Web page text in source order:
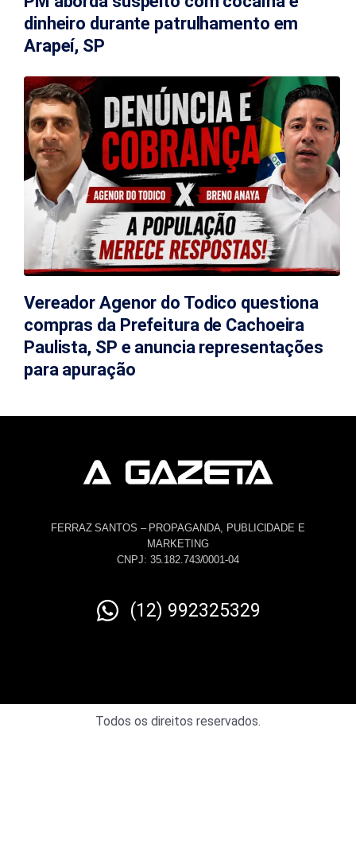
dinheiro durante patrulhamento em
Arapeí, SP
Vereador Agenor do Todico questiona
compras da Prefeitura de Cachoeira
Paulista, SP e anuncia representações
para apuração
FERRAZ SANTOS – PROPAGANDA, PUBLICIDADE E
MARKETING
CNPJ: 35.182.743/0001-04
(12) 992325329
Todos os direitos reservados.